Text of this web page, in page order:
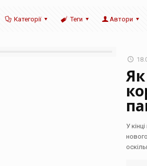
Категорії Теги Автори
У